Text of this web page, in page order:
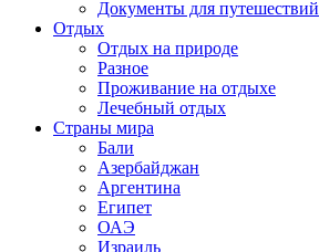
Документы для путешествий
Отдых
Отдых на природе
Разное
Проживание на отдыхе
Лечебный отдых
Страны мира
Бали
Азербайджан
Аргентина
Египет
ОАЭ
Израиль